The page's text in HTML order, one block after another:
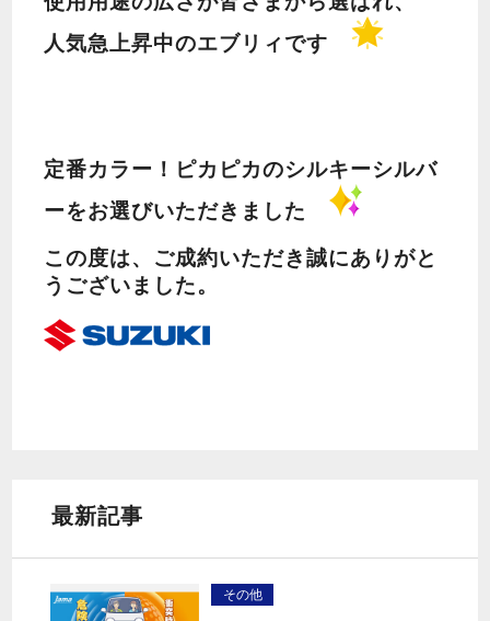
人気急上昇中のエブリィです
定番カラー！ピカピカのシルキーシルバ
ーをお選びいただきました
この度は、ご成約いただき誠にありがと
うございました。
最新記事
その他